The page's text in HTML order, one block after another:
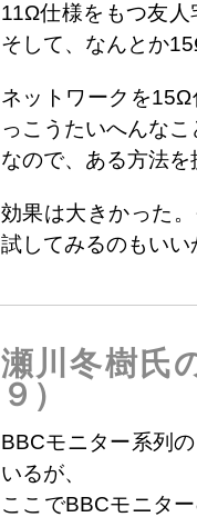
11Ω仕様をもつ友
そして、なんとか
ネットワークを
っこうたいへんな
なので、ある方法
効果は大きかった
試してみるのもい
瀬川冬樹氏
９）
BBCモニター系列
いるが、
ここでBBCモニタ